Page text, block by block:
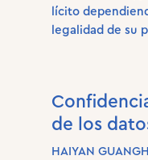
lícito
legalidad de su
de los
HAIYAN